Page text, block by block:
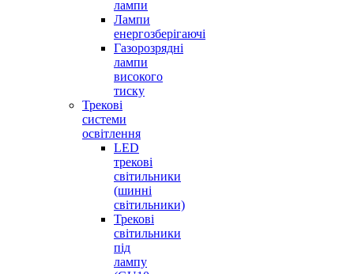
лампи
Лампи
енергозберігаючі
Газорозрядні
лампи
високого
тиску
Трекові
системи
освітлення
LED
трекові
світильники
(шинні
світильники)
Трекові
світильники
під
лампу